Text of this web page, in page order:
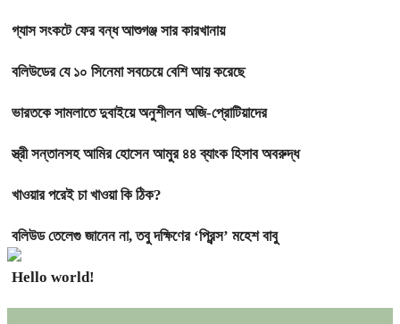
গ্যাস সংকটে ফের বন্ধ আশুগঞ্জ সার কারখানায়
বলিউডের যে ১০ সিনেমা সবচেয়ে বেশি আয় করেছে
ভারতকে সামলাতে দুবাইয়ে অনুশীলন অজি-প্রোটিয়াদের
স্ত্রী সন্তানসহ আমির হোসেন আমুর ৪৪ ব্যাংক হিসাব অবরুদ্ধ
খাওয়ার পরেই চা খাওয়া কি ঠিক?
বলিউড তেলেগু জানেন না, তবু দক্ষিণের ‘প্রিন্স’ মহেশ বাবু
Hello world!